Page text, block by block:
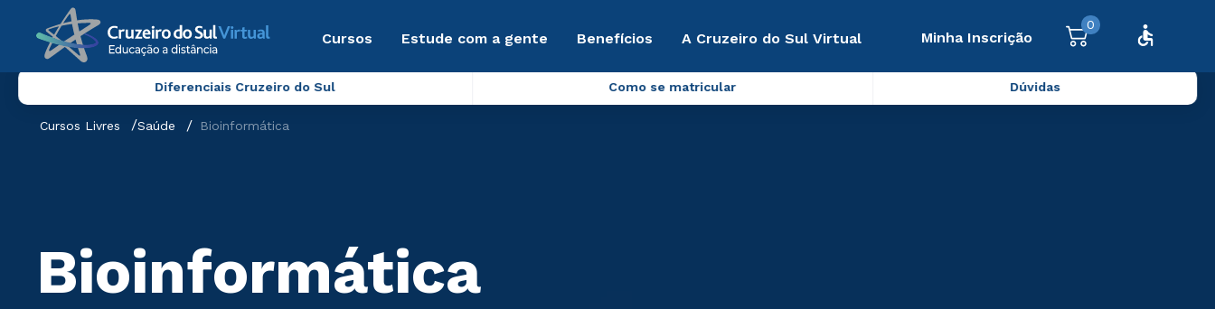
Cursos Estude com a gente Benefícios A Cruzeiro do Sul Virtual Minha Inscrição
0
Diferenciais Cruzeiro do Sul Como se matricular Dúvidas
Cursos Livres Saúde Bioinformática
Bioinformática